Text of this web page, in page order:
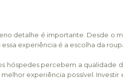
detalhe é importante. Desde o
experiência é a escolha da
percebem a qualidade
experiência possível.